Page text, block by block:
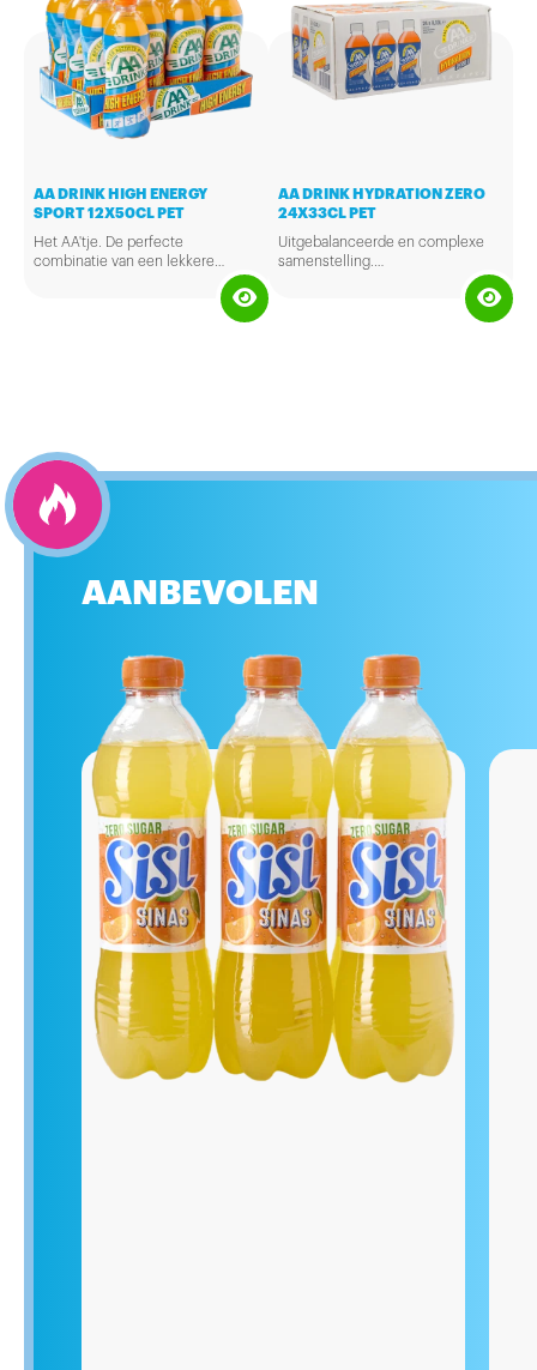
AA DRINK HIGH ENERGY
SPORT 12X50CL PET
Het AA'tje. De perfecte
combinatie van een lekkere
boost voor zowel na als voor het
AA DRINK HYDRATION ZERO
24X33CL PET
Uitgebalanceerde en complexe
samenstelling.
(energievoorraad) in je spieren
maximaal aan, ruim voor of net na
AANBEVOLEN